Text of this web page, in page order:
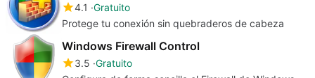
4.1 Gratuito
Protege tu conexión sin quebraderos de cabeza
Windows Firewall Control
3.5 Gratuito